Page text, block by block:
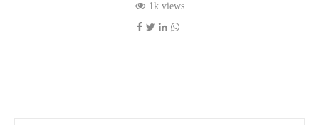
1k views